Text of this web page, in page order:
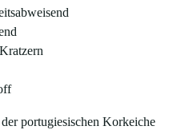
portugiesischen Korkeiche